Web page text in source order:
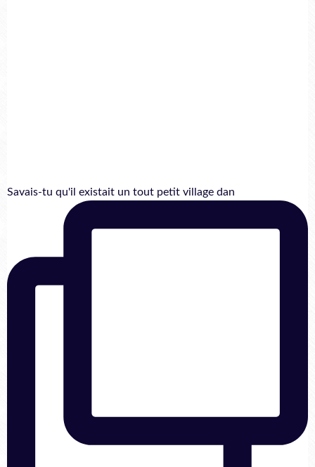
Savais-tu qu'il existait un tout petit village dan